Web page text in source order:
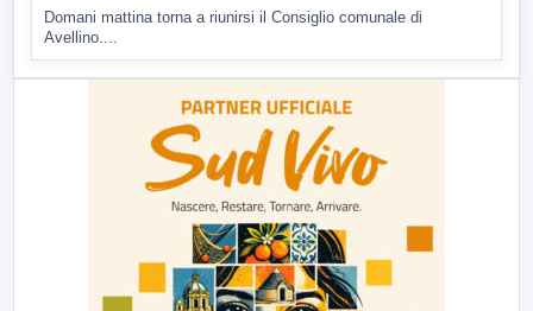
Domani mattina torna a riunirsi il Consiglio comunale di
Avellino....